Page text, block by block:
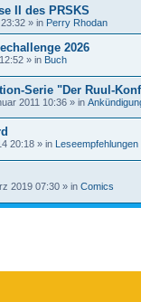
II des PRSKS
» in Perry Rhodan
2026
» in Buch
Serie "Der Ruul-
2011 10:36 » in
20:18 » in Leseempfehlungen
2019 07:30 » in Comics